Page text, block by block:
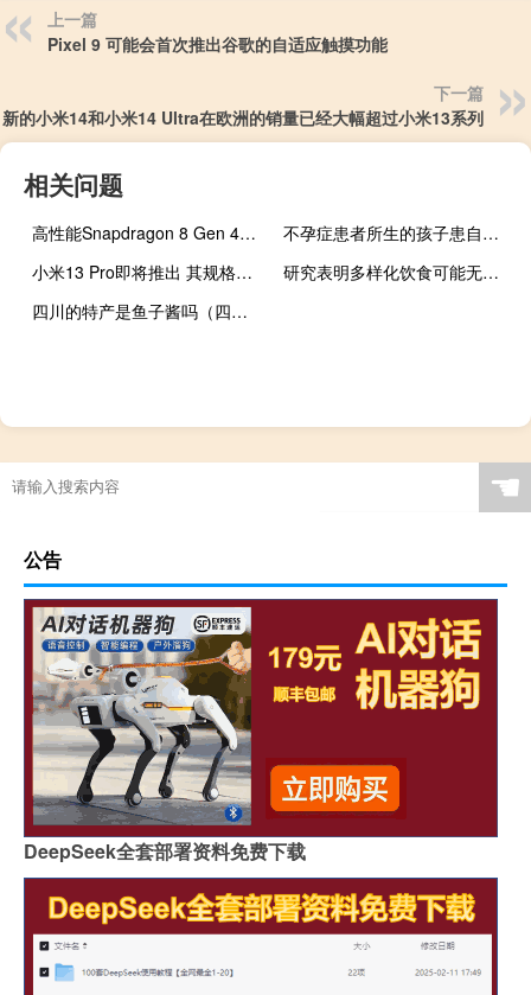
上一篇
Pixel 9 可能会首次推出谷歌的自适应触摸功能
下一篇
新的小米14和小米14 Ultra在欧洲的销量已经大幅超过小米13系列
相关问题
高性能Snapdragon 8 Gen 4核心再创巅峰
不孕症患者所生的孩子患自闭症的风险增加
小米13 Pro即将推出 其规格继承自以前的型号
研究表明多样化饮食可能无法抑制儿童肥胖
四川的特产是鱼子酱吗（四川的特产）
☚
公告
DeepSeek全套部署资料免费下载